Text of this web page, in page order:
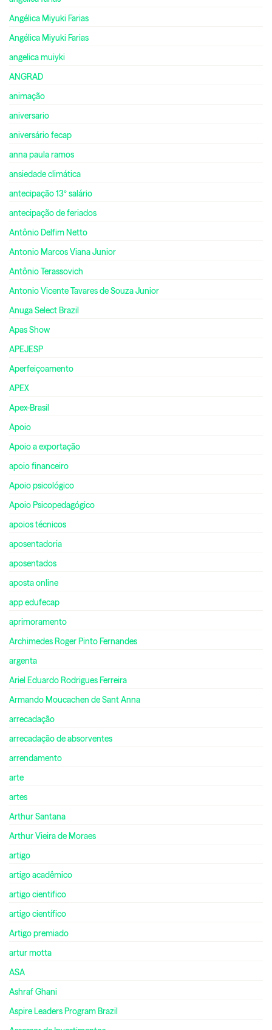
Angélica Miyuki Farias
Angélica Miyuki Farias
angelica muiyki
ANGRAD
animação
aniversario
aniversário fecap
anna paula ramos
ansiedade climática
antecipação 13º salário
antecipação de feriados
Antônio Delfim Netto
Antonio Marcos Viana Junior
Antônio Terassovich
Antonio Vicente Tavares de Souza Junior
Anuga Select Brazil
Apas Show
APEJESP
Aperfeiçoamento
APEX
Apex-Brasil
Apoio
Apoio a exportação
apoio financeiro
Apoio psicológico
Apoio Psicopedagógico
apoios técnicos
aposentadoria
aposentados
aposta online
app edufecap
aprimoramento
Archimedes Roger Pinto Fernandes
argenta
Ariel Eduardo Rodrigues Ferreira
Armando Moucachen de Sant Anna
arrecadação
arrecadação de absorventes
arrendamento
arte
artes
Arthur Santana
Arthur Vieira de Moraes
artigo
artigo acadêmico
artigo cientifico
artigo científico
Artigo premiado
artur motta
ASA
Ashraf Ghani
Aspire Leaders Program Brazil